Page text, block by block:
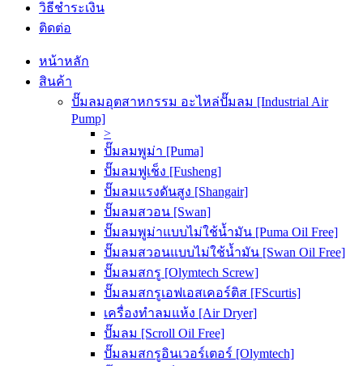
วิธีชำระเงิน
ติดต่อ
หน้าหลัก
สินค้า
ปั๊มลมอุตสาหกรรม อะไหล่ปั๊มลม [Industrial Air
Pump]
>
ปั๊มลมพูม่า [Puma]
ปั๊มลมฟูเช็ง [Fusheng]
ปั๊มลมแรงดันสูง [Shangair]
ปั๊มลมสวอน [Swan]
ปั๊มลมพูม่าแบบไม่ใช้น้ำมัน [Puma Oil Free]
ปั๊มลมสวอนแบบไม่ใช้น้ำมัน [Swan Oil Free]
ปั๊มลมสกรู [Olymtech Screw]
ปั๊มลมสกรูเอฟเอสเคอร์ติส [FScurtis]
เครื่องทำลมแห้ง [Air Dryer]
ปั๊มลม [Scroll Oil Free]
ปั๊มลมสกรูอินเวอร์เตอร์ [Olymtech]